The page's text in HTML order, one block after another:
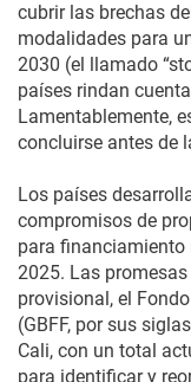
cubrir las brechas
modalidades para
2030 (el llamado
países rindan
Lamentablemente,
concluirse antes de
Los países
compromisos de
para financiamiento
2025. Las
provisional, el
(GBFF, por sus
Cali, con un total
para identificar y